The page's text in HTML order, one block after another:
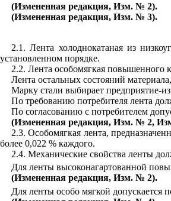
(Измененная редакция, Изм.№ 2).
(Измененная редакция, Изм. № 3).
2.1. Лента холоднокатаная из
установленном порядке.
2.2. Лента особомягкая повышенного
Лента остальныхсостояний
Марку стали выбирает предприятие-и
По требованию потребителя лента
По согласованию с потребителем
(Измененная редакция, Изм. № 2,
2.3. Особомягкая лента,
более 0,022 % каждого.
2.4. Механические свойства ленты
Для ленты высоконагартованной
(Измененная редакция, Изм. № 2).
Для ленты особо мягкой